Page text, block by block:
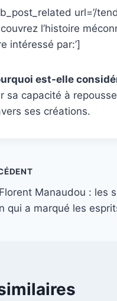
url=’/
l’histoire
intéressé par:’]
est-elle
sa capacité à
ses créations.
Manaudou : les
qui a marqué les